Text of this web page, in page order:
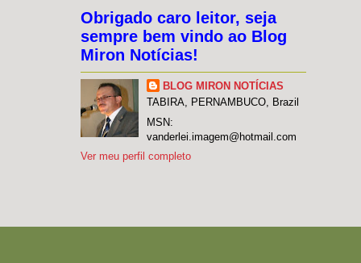
Obrigado caro leitor, seja
sempre bem vindo ao Blog
Miron Notícias!
BLOG MIRON NOTÍCIAS
TABIRA, PERNAMBUCO, Brazil
MSN:
vanderlei.imagem@hotmail.com
Ver meu perfil completo